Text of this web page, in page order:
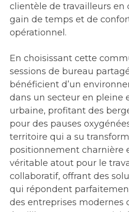
clientèle de travailleurs en
gain de temps et de
opérationnel.
En choisissant cette
sessions de bureau
bénéficient d’un
dans un secteur en pleine
urbaine, profitant des
pour des pauses
territoire qui a su
positionnement charnière
véritable atout pour le
collaboratif, offrant des
qui répondent
des entreprises modernes